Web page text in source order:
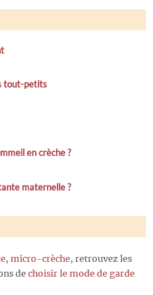
tout-petits
en crèche ?
maternelle ?
, micro-crèche, retrouvez les
de choisir le mode de garde